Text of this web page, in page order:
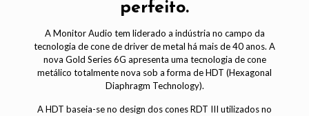
perfeito.
A Monitor Audio tem liderado a indústria no campo da
tecnologia de cone de driver de metal há mais de 40 anos. A
nova Gold Series 6G apresenta uma tecnologia de cone
metálico totalmente nova sob a forma de HDT (Hexagonal
Diaphragm Technology).
A HDT baseia-se no design dos cones RDT III utilizados no